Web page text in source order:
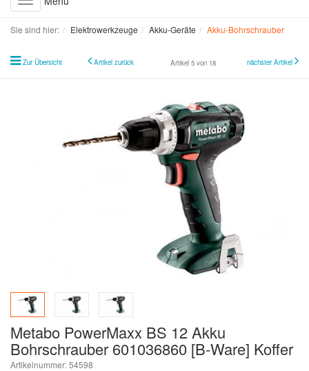
navigation
Sie sind hier: Elektrowerkzeuge Akku-Geräte Akku-Bohrschrauber
Zur Übersicht Artikel zurück Artikel 5 von 18 nächster Artikel
Metabo PowerMaxx BS 12 Akku
Bohrschrauber 601036860 [B-Ware] Koffer
Artikelnummer: 54598